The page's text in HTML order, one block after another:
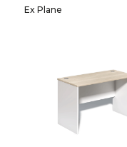
Ex Plane